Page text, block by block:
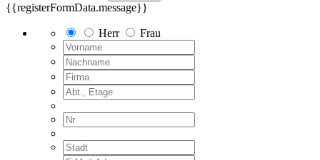
{{registerFormData.message}}
Herr Frau